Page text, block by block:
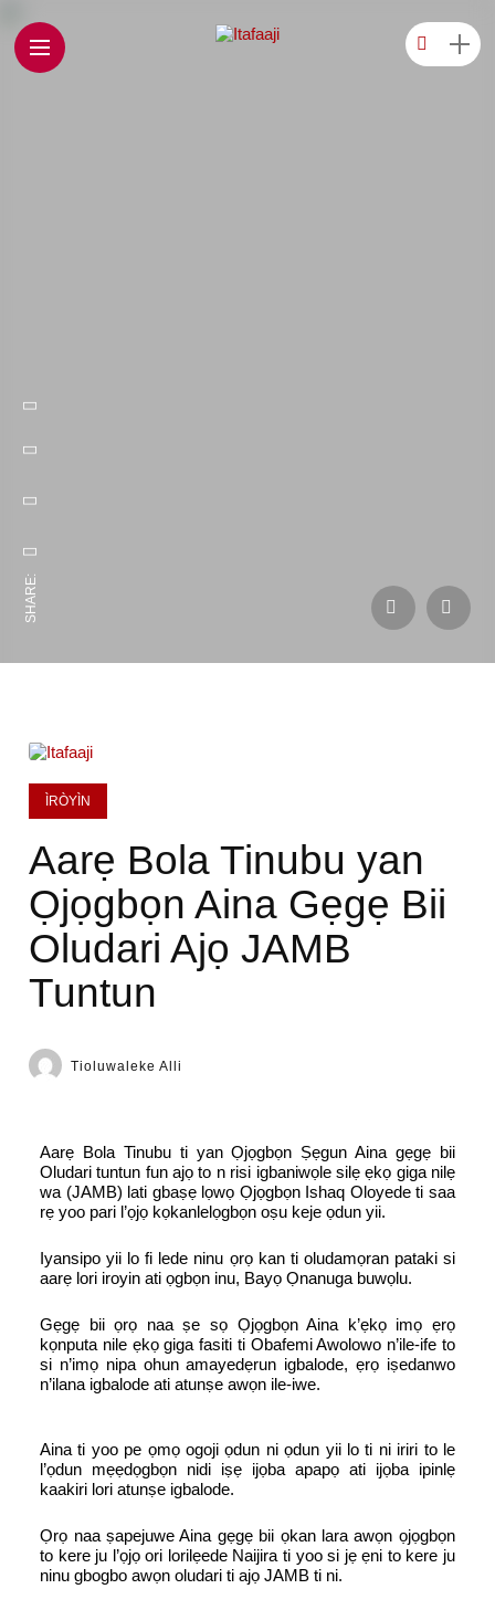
SHARE:
ÌRÒYÌN
Aarẹ Bola Tinubu yan
Ọjọgbọn Aina Gẹgẹ Bii
Oludari Ajọ JAMB
Tuntun
Tioluwaleke Alli
Aarẹ Bola Tinubu ti yan Ọjọgbọn Ṣẹgun Aina gẹgẹ bii
Oludari tuntun fun ajọ to n risi igbaniwọle silẹ ẹkọ giga nilẹ
wa (JAMB) lati gbaṣẹ lọwọ Ọjọgbọn Ishaq Oloyede ti saa
rẹ yoo pari l’ọjọ kọkanlelọgbọn oṣu keje ọdun yii.
Iyansipo yii lo fi lede ninu ọrọ kan ti oludamọran pataki si
aarẹ lori iroyin ati ọgbọn inu, Bayọ Ọnanuga buwọlu.
Gẹgẹ bii ọrọ naa ṣe sọ Ọjọgbọn Aina k’ẹkọ imọ ẹrọ
kọnputa nile ẹkọ giga fasiti ti Obafemi Awolowo n’ile-ife to
si n’imọ nipa ohun amayedẹrun igbalode, ẹrọ iṣedanwo
n’ilana igbalode ati atunṣe awọn ile-iwe.
Aina ti yoo pe ọmọ ogoji ọdun ni ọdun yii lo ti ni iriri to le
l’ọdun mẹẹdọgbọn nidi iṣẹ ijọba apapọ ati ijọba ipinlẹ
kaakiri lori atunṣe igbalode.
Ọrọ naa ṣapejuwe Aina gẹgẹ bii ọkan lara awọn ọjọgbọn
to kere ju l’ọjọ ori lorilẹede Naijira ti yoo si jẹ ẹni to kere ju
ninu gbogbo awọn oludari ti ajọ JAMB ti ni.